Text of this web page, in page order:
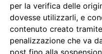
per la verifica delle
dovesse utilizzarli, e
contenuto creato
penalizzazione che va